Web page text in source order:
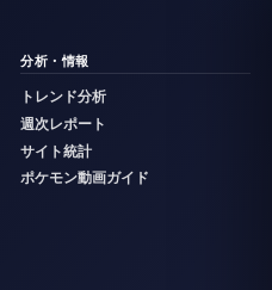
分析・情報
トレンド分析
週次レポート
サイト統計
ポケモン動画ガイド